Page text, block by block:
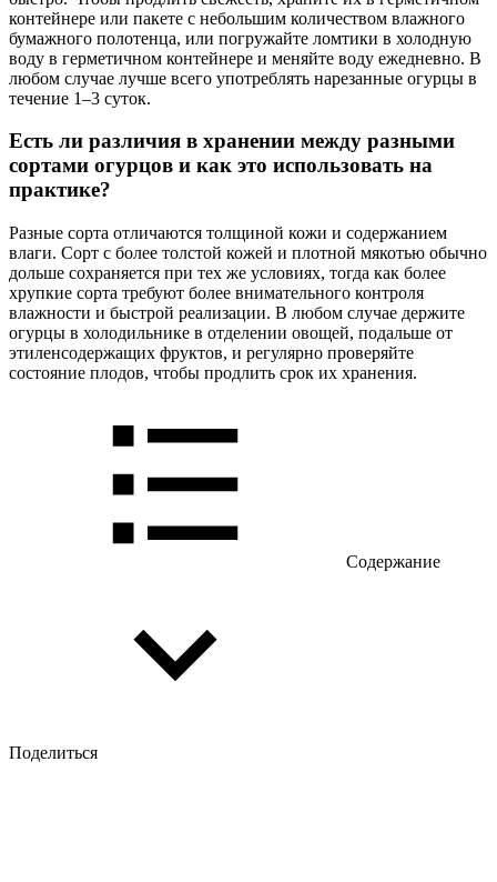
контейнере или пакете с небольшим количеством влажного
бумажного полотенца, или погружайте ломтики в холодную
воду в герметичном контейнере и меняйте воду ежедневно. В
любом случае лучше всего употреблять нарезанные огурцы в
течение 1–3 суток.
Есть ли различия в хранении между разными
сортами огурцов и как это использовать на
практике?
Разные сорта отличаются толщиной кожи и содержанием
влаги. Сорт с более толстой кожей и плотной мякотью обычно
дольше сохраняется при тех же условиях, тогда как более
хрупкие сорта требуют более внимательного контроля
влажности и быстрой реализации. В любом случае держите
огурцы в холодильнике в отделении овощей, подальше от
этиленсодержащих фруктов, и регулярно проверяйте
состояние плодов, чтобы продлить срок их хранения.
Содержание
Поделиться